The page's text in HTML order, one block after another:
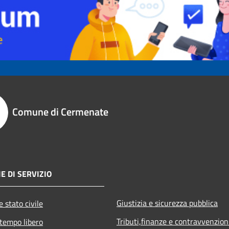
Comune di Cermenate
DI SERVIZIO
stato civile
libero
Giustizia e sicurezza pubblica
Tributi,finanze e